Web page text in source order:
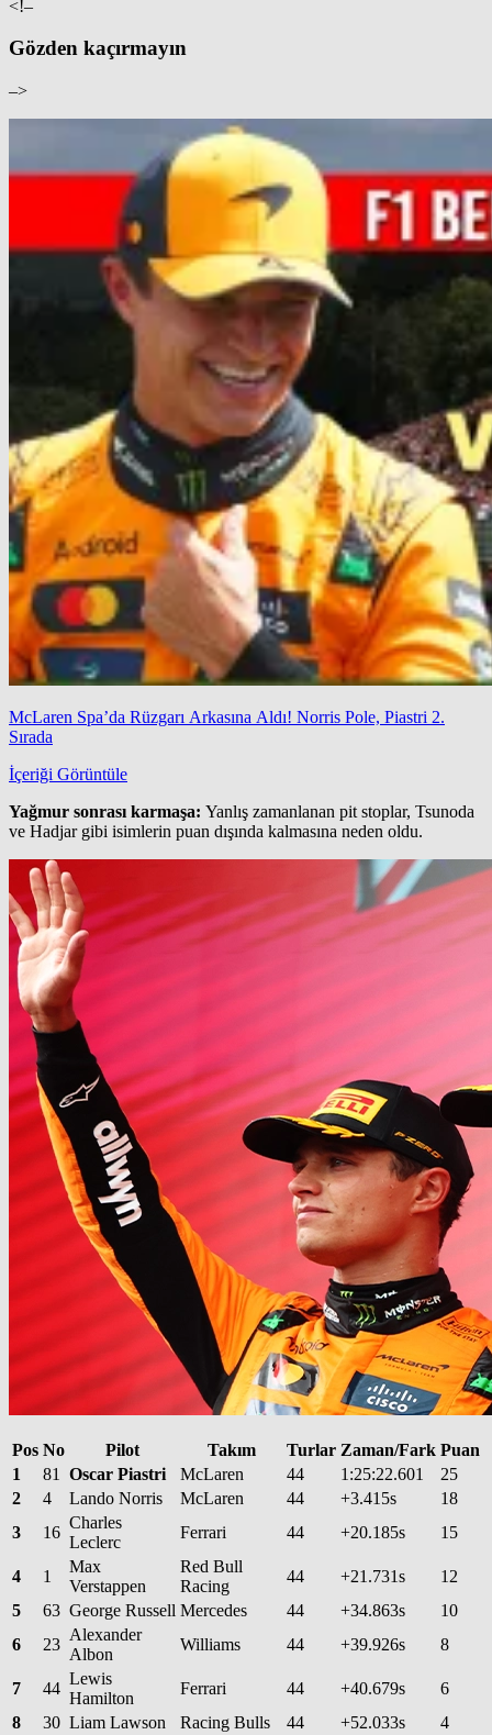
<!–
Gözden kaçırmayın
–>
McLaren Spa’da Rüzgarı Arkasına Aldı! Norris Pole, Piastri 2.
Sırada
İçeriği Görüntüle
Yağmur sonrası karmaşa: Yanlış zamanlanan pit stoplar, Tsunoda
ve Hadjar gibi isimlerin puan dışında kalmasına neden oldu.
Pos No Pilot Takım Turlar Zaman/Fark Puan
1
81 Oscar Piastri McLaren 44 1:25:22.601
25
2
4 Lando Norris McLaren 44 +3.415s
18
3
16
Charles
Leclerc
Ferrari 44 +20.185s 15
4 1
Max
Verstappen
Red Bull
Racing
44 +21.731s
12
5
63 George Russell Mercedes 44 +34.863s
10
6
23
Alexander
Albon
Williams 44 +39.926s 8
7 44
Lewis
Hamilton
Ferrari 44 +40.679s
6
8
30 Liam Lawson Racing Bulls 44 +52.033s
4